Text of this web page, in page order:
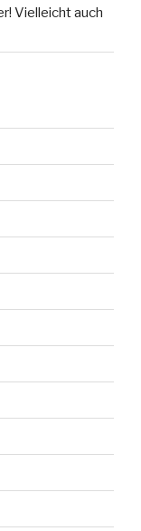
Vielleicht auch